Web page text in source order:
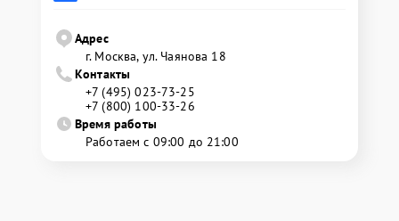
Адрес
г. Москва, ул. Чаянова 18
Контакты
+7 (495) 023-73-25
+7 (800) 100-33-26
Время работы
Работаем с 09:00 до 21:00